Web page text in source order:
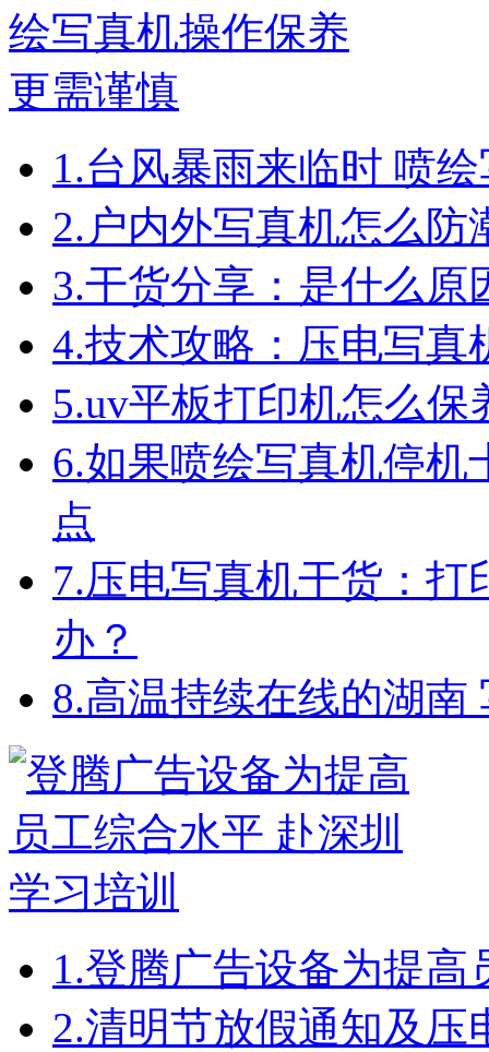
1.台风暴雨来临时 喷
2. 户内外写真机怎么
3.干货分享：是什么原
4.技术攻略：压电写真
5.uv平板打印机怎么保
6.如果喷绘写真机停机
点
7.压电写真机干货：打
办？
8.高温持续在线的湖南
1.登腾广告设备为提高
2.清明节放假通知及压